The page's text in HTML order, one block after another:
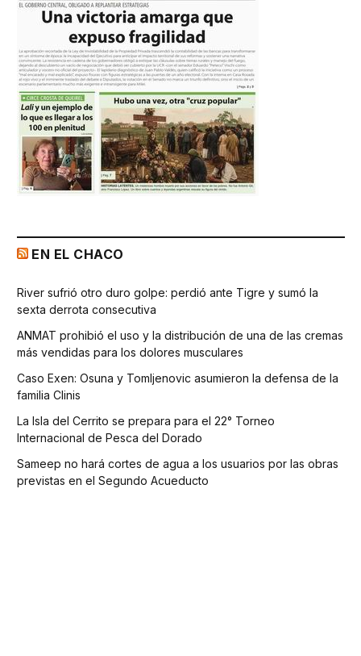
EN EL CHACO
River sufrió otro duro golpe: perdió ante Tigre y sumó la
sexta derrota consecutiva
ANMAT prohibió el uso y la distribución de una de las cremas
más vendidas para los dolores musculares
Caso Exen: Osuna y Tomljenovic asumieron la defensa de la
familia Clinis
La Isla del Cerrito se prepara para el 22° Torneo
Internacional de Pesca del Dorado
Sameep no hará cortes de agua a los usuarios por las obras
previstas en el Segundo Acueducto